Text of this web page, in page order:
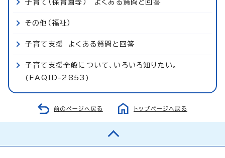
子育て（保育園等） よくある質問と回答
その他（福祉）
子育て支援 よくある質問と回答
子育て支援全般について、いろいろ知りたい。
(FAQID-2853)
前のページへ戻る トップページへ戻る